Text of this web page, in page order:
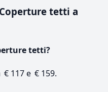
tetti a
tetti?
117 e € 159.